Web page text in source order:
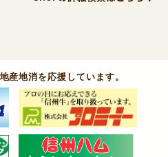
産地消を応援しています。